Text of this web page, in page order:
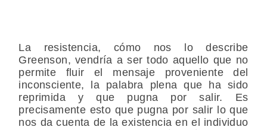
La resistencia, cómo nos lo describe
Greenson, vendría a ser todo aquello que no
permite fluir el mensaje proveniente del
inconsciente, la palabra plena que ha sido
reprimida y que pugna por salir. Es
precisamente esto que pugna por salir lo que
nos da cuenta de la existencia en el individuo